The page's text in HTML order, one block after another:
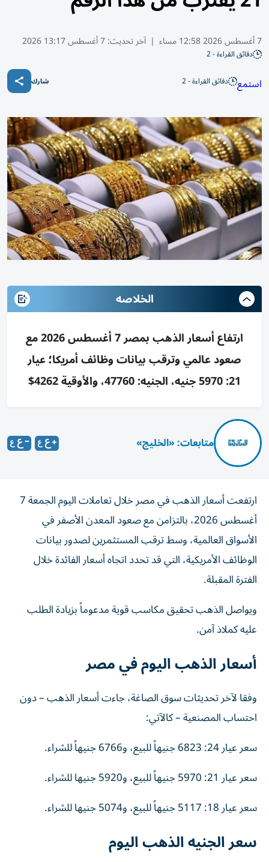
7 أغسطس 2026 12:58 مساء | آخر تحديث:7 أغسطس 13:17 2026
دقائق القراءة - 2
استمع دقائق القراءة - 2 شارك
الخلاصه
ارتفاع أسعار الذهب بمصر 7 أغسطس 2026 مع
صعود عالمي وترقب بيانات وظائف أمريكا؛ عيار
21: 5970 جنيه، الجنيه: 47760، والأوقية 4262$
متابعات: «الخليج»
ارتفعت أسعار الذهب في مصر خلال تعاملات اليوم الجمعة 7
أغسطس 2026، بالتزامن مع صعود المعدن الأصفر في
الأسواق العالمية، وسط ترقب المستثمرين لصدور بيانات
الوظائف الأمريكية، التي قد تحدد اتجاه أسعار الفائدة خلال
الفترة المقبلة.
ويواصل الذهب تحقيق مكاسب قوية مدعوماً بزيادة الطلب
عليه كملاذ آمن.
أسعار الذهب اليوم في مصر
وفقا لآخر تحديثات سوق الصاغة، جاءت أسعار الذهب – دون
احتساب المصنعية – كالآتي:
سعر عيار 24: 6823 جنيهاً للبيع، و6766 جنيهاً للشراء.
سعر عيار 21: 5970 جنيهاً للبيع، و5920 جنيها للشراء.
سعر عيار 18: 5117 جنيهاً للبيع، و5074 جنيها للشراء.
سعر الجنيه الذهب اليوم